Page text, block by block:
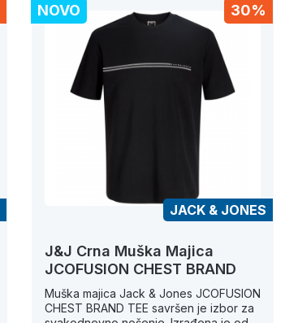
30%
NOVO
JACK & JONES
J&J Crna Muška Majica
JCOFUSION CHEST BRAND
Muška majica Jack & Jones JCOFUSION
CHEST BRAND TEE savršen je izbor za